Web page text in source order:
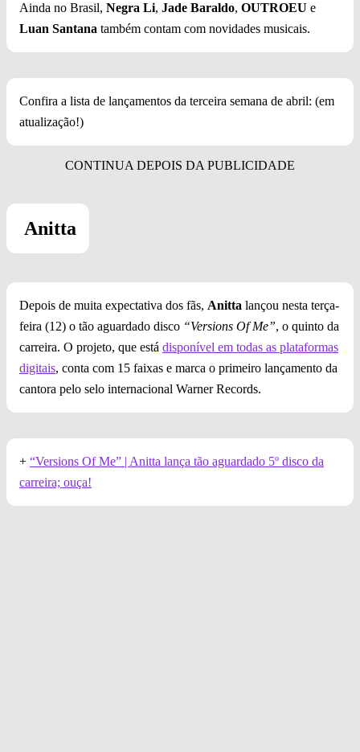
Ainda no Brasil, Negra Li, Jade Baraldo, OUTROEU e
Luan Santana também contam com novidades musicais.
Confira a lista de lançamentos da terceira semana de abril: (em
atualização!)
Anitta
Depois de muita expectativa dos fãs, Anitta lançou nesta terça-
feira (12) o tão aguardado disco “Versions Of Me”, o quinto da
carreira. O projeto, que está disponível em todas as plataformas
digitais, conta com 15 faixas e marca o primeiro lançamento da
cantora pelo selo internacional Warner Records.
+ “Versions Of Me” | Anitta lança tão aguardado 5º disco da
carreira; ouça!